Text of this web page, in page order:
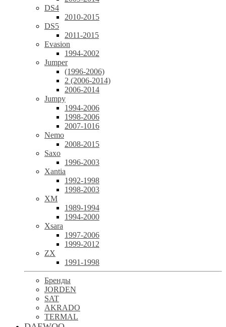
DS4
2010-2015
DS5
2011-2015
Evasion
1994-2002
Jumper
(1996-2006)
2 (2006-2014)
2006-2014
Jumpy
1994-2006
1998-2006
2007-1016
Nemo
2008-2015
Saxo
1996-2003
Xantia
1992-1998
1998-2003
XM
1989-1994
1994-2000
Xsara
1997-2006
1999-2012
ZX
1991-1998
Бренды
JORDEN
SAT
AKRADO
TERMAL